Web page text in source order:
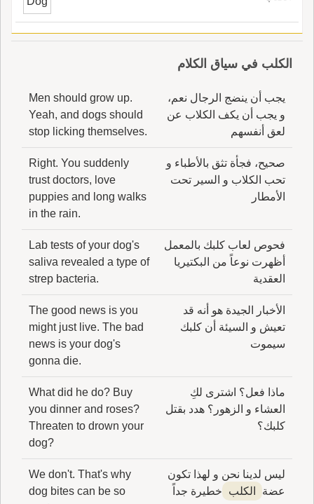
الكلب في سياق الكلام
يجب أن ينضج الرجال نعم،
و يجب أن يكف الكلاب عن
لعق أنفسهم
Men should grow up.
Yeah, and dogs should
stop licking themselves.
صحيح، فجأة تثق بالأطباء و
تحب الكلاب و السير تحت
الأمطار
Right. You suddenly
trust doctors, love
puppies and long walks
in the rain.
فحوص لعاب كلبك بالمعمل
أظهرت نوعاً من البكتيريا
العقدية
Lab tests of your dog's
saliva revealed a type of
strep bacteria.
الأخبار الجيدة هو أنه قد
تعيش و السيئة أن كلبك
سيموت
The good news is you
might just live. The bad
news is your dog's
gonna die.
ماذا فعل؟ اشترى لكِ
العشاء و الزهور؟ هدد بقتل
كلبك؟
What did he do? Buy
you dinner and roses?
Threaten to drown your
dog?
ليس لدينا نحن و لهذا تكون
عضة
الكلب خطيرة جداً
We don't. That's why
dog bites can be so